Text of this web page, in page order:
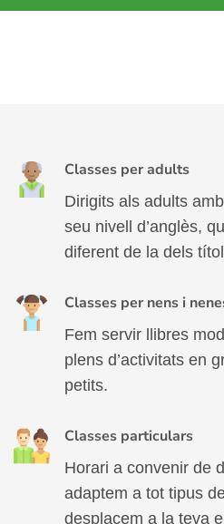
Classes per adults
Dirigits als adults
seu nivell d’anglès,
diferent de la dels
Classes per nens i
Fem servir llibres
plens d’activitats en
petits.
Classes particulars
Horari a convenir de
adaptem a tot tipus
desplacem a la teva